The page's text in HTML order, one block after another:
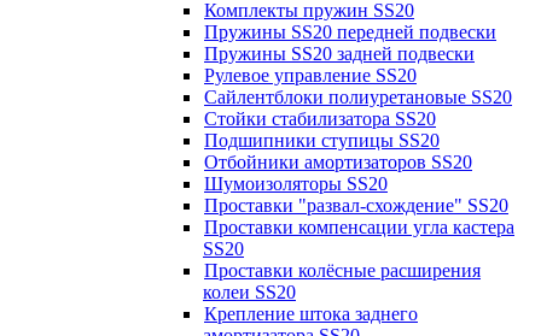
Комплекты пружин SS20
Пружины SS20 передней подвески
Пружины SS20 задней подвески
Рулевое управление SS20
Сайлентблоки полиуретановые SS20
Стойки стабилизатора SS20
Подшипники ступицы SS20
Отбойники амортизаторов SS20
Шумоизоляторы SS20
Проставки "развал-схождение" SS20
Проставки компенсации угла кастера
SS20
Проставки колёсные расширения
колеи SS20
Крепление штока заднего